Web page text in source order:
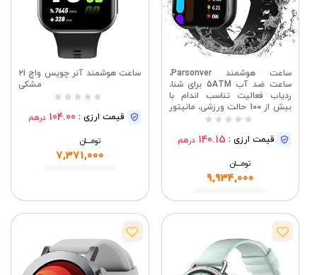
ساعت هوشمند Parsonver،
ساعت ضد آب 5ATM برای شنا،
ردیاب فعالیت تناسب اندام با
بیش از 100 حالت ورزشی، مانیتور
صفحه نمایش 1.8 اینچی HD برای
فعالیت تناسب اندام، مانیتور
گام شمار، ساعت تناسب اندام
برای اندروید و آیفون، مشکی
قیمت ارزی : 140.15 درهم
تومــــــان
9,934,000
مشاهده
ساعت هوشمند آنر چویس واچ ۲i
مشکی
قیمت ارزی : 104.00 درهم
تومــــــان
7,371,000